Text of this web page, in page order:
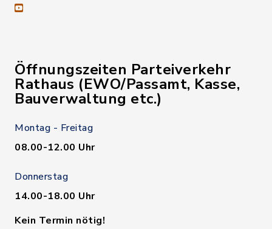
youtube
Öffnungszeiten Parteiverkehr
Rathaus (EWO/Passamt, Kasse,
Bauverwaltung etc.)
Montag - Freitag
08.00-12.00 Uhr
Donnerstag
14.00-18.00 Uhr
Kein Termin nötig!